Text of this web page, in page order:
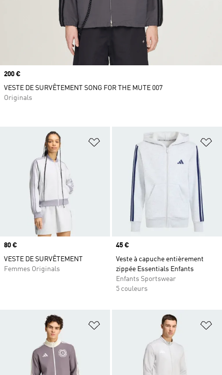
Ajouter à la Liste de produits
Prix
80 €
VESTE DE SURVÊTEMENT
Femmes Originals
Prix
45 €
Veste à capuche entièrement
zippée Essentials Enfants
Enfants Sportswear
5 couleurs
Ajouter à la Liste de produits
Prix
200 €
VESTE DE SURVÊTEMENT SONG FOR THE MUTE 007
Originals